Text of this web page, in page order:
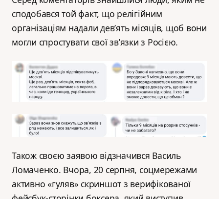
сподобався той факт, що релігійним
організаціям надали дев’ять місяців, щоб вони
могли спростувати свої зв’язки з Росією.
Також своєю заявою відзначився Василь
Ломаченко. Вчора, 20 серпня, соцмережами
активно «гуляв» скриншот з верифікованої